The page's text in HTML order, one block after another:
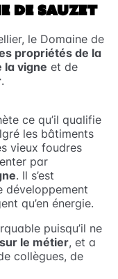
DE SAUZET
le Domaine de
propriétés de la
la vigne et de
.
ce qu’il qualifie
les bâtiments
vieux foudres
par
. Il s’est
développement
qu’en énergie.
puisqu’il ne
le métier, et a
collègues, de